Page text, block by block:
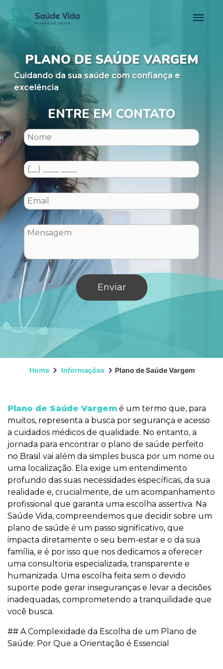
PLANO DE SAÚDE VARGEM
Cuidando da sua saúde com confiança e
excelência
ENTRE EM CONTATO
Home Informações Plano de Saúde Vargem
Plano de Saúde Vargem é um termo que, para
muitos, representa a busca por segurança e acesso
a cuidados médicos de qualidade. No entanto, a
jornada para encontrar o plano de saúde perfeito
no Brasil vai além da simples busca por um nome ou
uma localização. Ela exige um entendimento
profundo das suas necessidades específicas, da sua
realidade e, crucialmente, de um acompanhamento
profissional que garanta uma escolha assertiva. Na
Saúde Vida, compreendemos que decidir sobre um
plano de saúde é um passo significativo, que
impacta diretamente o seu bem-estar e o da sua
família, e é por isso que nos dedicamos a oferecer
uma consultoria especializada, transparente e
humanizada. Uma escolha feita sem o devido
suporte pode gerar inseguranças e levar a decisões
inadequadas, comprometendo a tranquilidade que
você busca.
## A Complexidade da Escolha de um Plano de
Saúde: Por Que a Orientação é Essencial